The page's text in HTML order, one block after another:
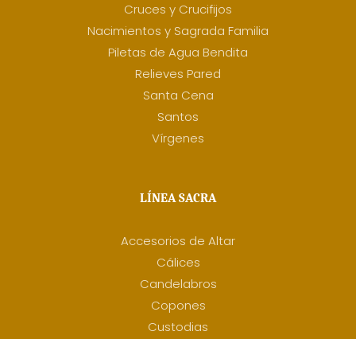
Cruces y Crucifijos
Nacimientos y Sagrada Familia
Piletas de Agua Bendita
Relieves Pared
Santa Cena
Santos
Vírgenes
LÍNEA SACRA
Accesorios de Altar
Cálices
Candelabros
Copones
Custodias